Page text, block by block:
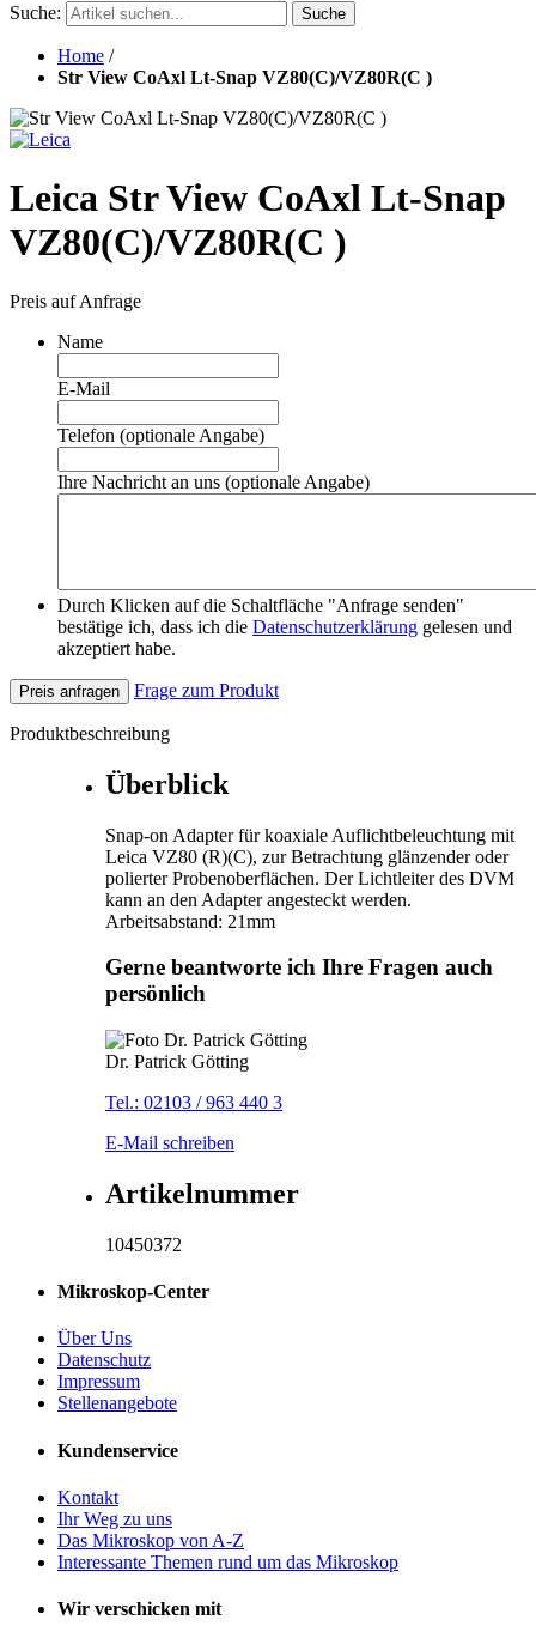
Suche: Suche
Home /
Str View CoAxl Lt-Snap VZ80(C)/VZ80R(C )
Leica Str View CoAxl Lt-Snap
VZ80(C)/VZ80R(C )
Preis auf Anfrage
Name
E-Mail
Telefon (optionale Angabe)
Ihre Nachricht an uns (optionale Angabe)
Durch Klicken auf die Schaltfläche "Anfrage senden"
bestätige ich, dass ich die Datenschutzerklärung gelesen und
akzeptiert habe.
Preis anfragen Frage zum Produkt
Produktbeschreibung
Überblick
Snap-on Adapter für koaxiale Auflichtbeleuchtung mit
Leica VZ80 (R)(C), zur Betrachtung glänzender oder
polierter Probenoberflächen. Der Lichtleiter des DVM
kann an den Adapter angesteckt werden.
Arbeitsabstand: 21mm
Gerne beantworte ich Ihre Fragen auch
persönlich
Dr. Patrick Götting
Tel.: 02103 / 963 440 3
E-Mail schreiben
Artikelnummer
10450372
Mikroskop-Center
Über Uns
Datenschutz
Impressum
Stellenangebote
Kundenservice
Kontakt
Ihr Weg zu uns
Das Mikroskop von A-Z
Interessante Themen rund um das Mikroskop
Wir verschicken mit